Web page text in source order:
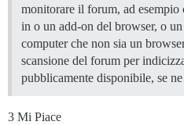
monitorare il forum, ad
in o un add-on del browser, o
computer che non sia un
scansione del forum per
pubblicamente disponibile, se
3 Mi Piace